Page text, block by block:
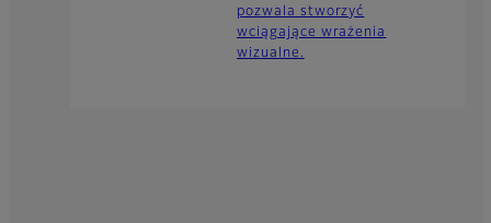
pozwala stworzyć
wciągające wrażenia
wizualne.